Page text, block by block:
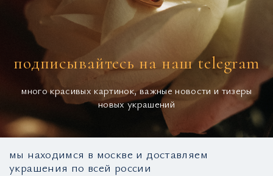
подписывайтесь на наш telegram
много красивых картинок, важные новости и тизеры
новых украшений
мы находимся в москве и доставляем
украшения по всей россии